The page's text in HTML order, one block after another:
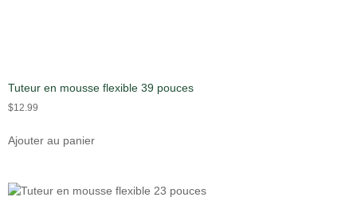
Tuteur en mousse flexible 39 pouces
$12.99
Ajouter au panier